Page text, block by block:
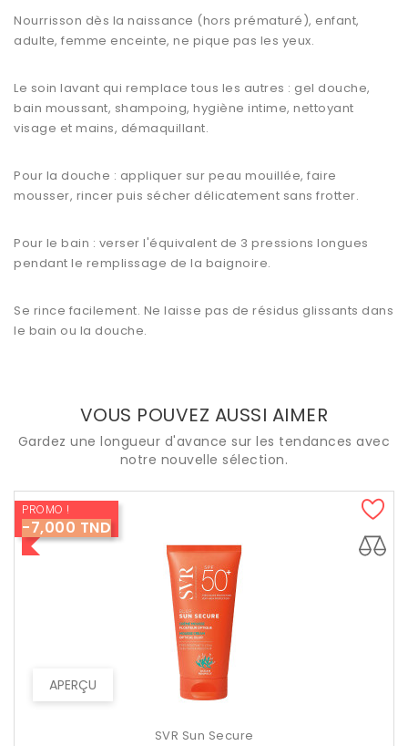
Nourrisson dès la naissance (hors prématuré), enfant,
adulte, femme enceinte, ne pique pas les yeux.
Le soin lavant qui remplace tous les autres : gel douche,
bain moussant, shampoing, hygiène intime, nettoyant
visage et mains, démaquillant.
Pour la douche : appliquer sur peau mouillée, faire
mousser, rincer puis sécher délicatement sans frotter.
Pour le bain : verser l'équivalent de 3 pressions longues
pendant le remplissage de la baignoire.
Se rince facilement. Ne laisse pas de résidus glissants dans
le bain ou la douche.
VOUS POUVEZ AUSSI AIMER
Gardez une longueur d'avance sur les tendances avec
notre nouvelle sélection.
APERÇU
PROMO !
-7,000 TND
SVR Sun Secure